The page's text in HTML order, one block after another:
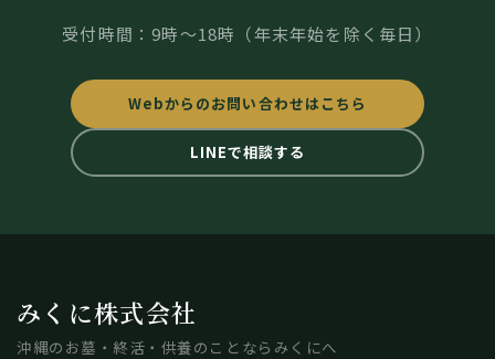
受付時間：9時～18時（年末年始を除く毎日）
Webからのお問い合わせはこちら
LINEで相談する
みくに株式会社
沖縄のお墓・終活・供養のことならみくにへ